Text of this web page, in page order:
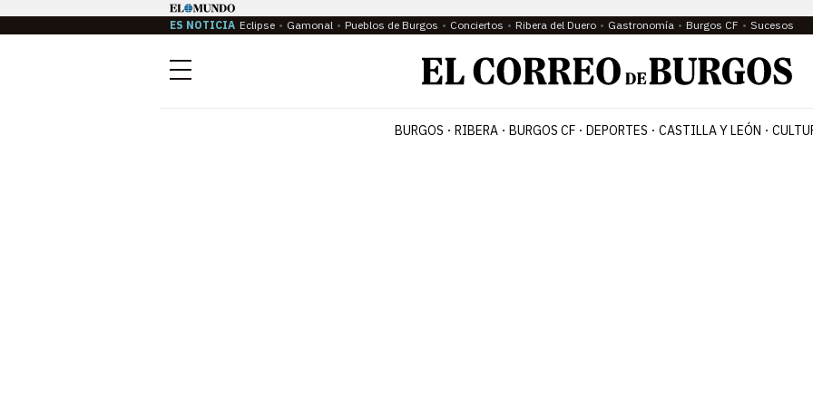
ES NOTICIA Eclipse Gamonal Pueblos de Burgos Conciertos Ribera del Duero Gastronomía Burgos CF Sucesos
Menú
BURGOS RIBERA BURGOS CF DEPORTES CASTILLA Y LEÓN